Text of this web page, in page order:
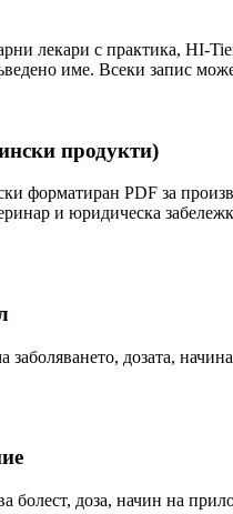
лекари с практика, HI-
име. Всеки запис
продукти)
форматиран PDF за
и юридическа
дозата,
болест, доза, начин на